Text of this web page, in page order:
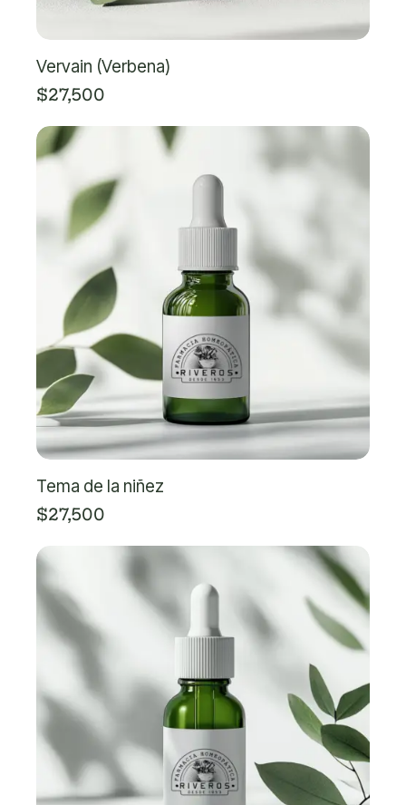
Vervain (Verbena)
$27,500
Tema de la niñez
$27,500